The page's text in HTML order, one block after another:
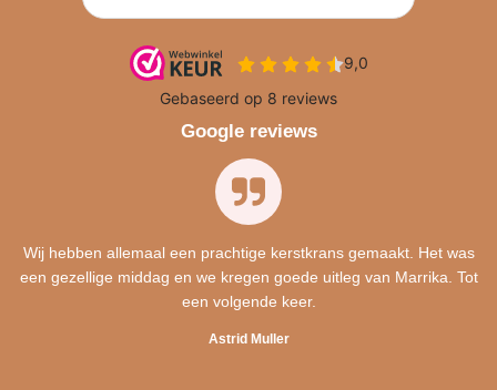
Google reviews
Wij hebben allemaal een prachtige kerstkrans gemaakt. Het was
een gezellige middag en we kregen goede uitleg van Marrika. Tot
een volgende keer.
Astrid Muller